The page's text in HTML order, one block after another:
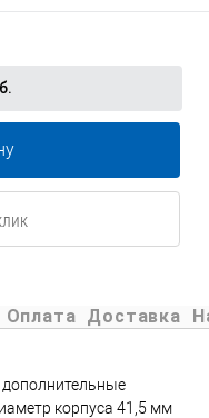
Оплата Доставка
корпуса 41,5 мм